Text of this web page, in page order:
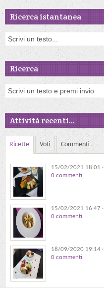
Ricerca istantanea
Ricerca
Attività recenti...
Ricette Voti Commenti
15/02/2021 18:01 ·
0 commenti
15/02/2021 16:47 ·
0 commenti
18/09/2020 19:14 ·
0 commenti